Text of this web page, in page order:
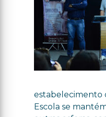
estabelecimento
Escola se